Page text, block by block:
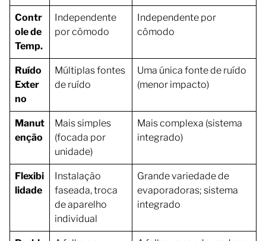
Contr
ole de
Temp.
Independente
por cômodo
Independente por
cômodo
Ruído
Exter
no
Múltiplas fontes
de ruído
Uma única fonte de ruído
(menor impacto)
Manut
enção
Mais simples
(focada por
unidade)
Mais complexa (sistema
integrado)
Flexibi
lidade
Instalação
faseada, troca
de aparelho
individual
Grande variedade de
evaporadoras; sistema
integrado